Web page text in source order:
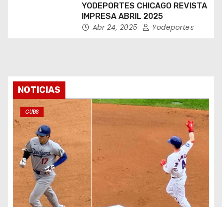
YODEPORTES CHICAGO REVISTA
IMPRESA ABRIL 2025
Abr 24, 2025 Yodeportes
NOTICIAS
CUBS